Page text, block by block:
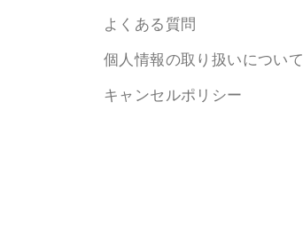
よくある質問
個人情報の取り扱いについて
キャンセルポリシー